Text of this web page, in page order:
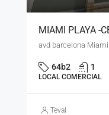
64b2 1
LOCAL COMERCIAL
Teval